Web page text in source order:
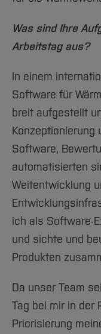
Arbeiten im
International
Team
Studium
Fachgruppen
Forschung
International
Team
Service
Amtliche
Notfall-Infos
BO Shop
Vertretungen
Wahlen
International
qed-Stiftung
Zentrale
Was sind Ihre
Arbeitstag aus?
In einem
Software für
breit aufgestellt
Konzeptionierung
Software,
automatisierten
Weitentwicklung
ich als Software-
und sichte und
Produkten
Da unser Team
Tag bei mir in der
Priorisierung